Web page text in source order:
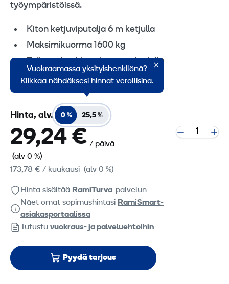
työympäristöissä.
Kiton ketjuviputalja 6 m ketjulla
Maksimikuorma 1600 kg
Taljassa koukkusalpa turvakärjellä
Koukkuväli 335 mm
Vuokraamassa yksityishenkilönä?
Klikkaa nähdäksesi hinnat verollisina.
Hinta, alv. 0 % 25,5 %
29,24 € / päivä
(alv 0 %)
173,78 € / kuukausi (alv 0 %)
Hinta sisältää RamiTurva-palvelun
Näet omat sopimushintasi RamiSmart-
asiakasportaalissa
Tutustu vuokraus- ja palveluehtoihin
Pyydä tarjous